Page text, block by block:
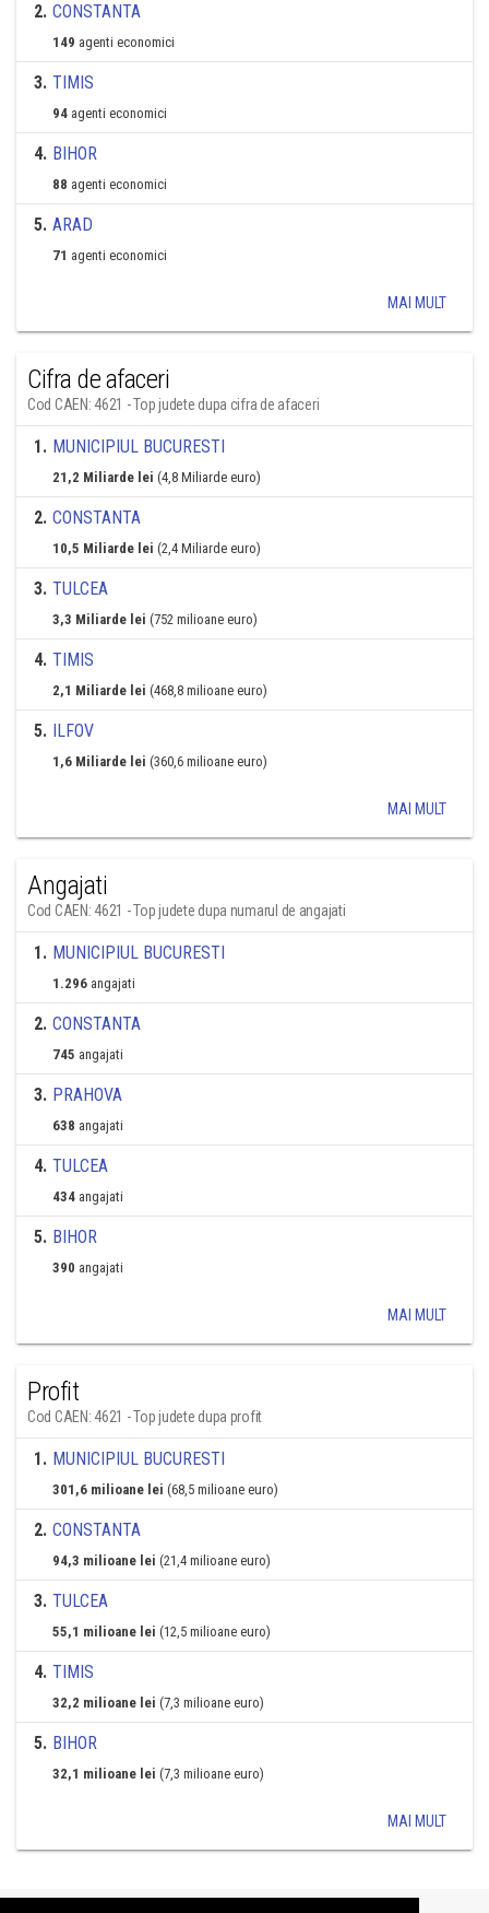
2. CONSTANTA
149 agenti economici
3. TIMIS
94 agenti economici
4. BIHOR
88 agenti economici
5. ARAD
71 agenti economici
MAI MULT
Cifra de afaceri
Cod CAEN: 4621 - Top judete dupa cifra de afaceri
1. MUNICIPIUL BUCURESTI
21,2 Miliarde lei (4,8 Miliarde euro)
2. CONSTANTA
10,5 Miliarde lei (2,4 Miliarde euro)
3. TULCEA
3,3 Miliarde lei (752 milioane euro)
4. TIMIS
2,1 Miliarde lei (468,8 milioane euro)
5. ILFOV
1,6 Miliarde lei (360,6 milioane euro)
MAI MULT
Angajati
Cod CAEN: 4621 - Top judete dupa numarul de angajati
1. MUNICIPIUL BUCURESTI
1.296 angajati
2. CONSTANTA
745 angajati
3. PRAHOVA
638 angajati
4. TULCEA
434 angajati
5. BIHOR
390 angajati
MAI MULT
Profit
Cod CAEN: 4621 - Top judete dupa profit
1. MUNICIPIUL BUCURESTI
301,6 milioane lei (68,5 milioane euro)
2. CONSTANTA
94,3 milioane lei (21,4 milioane euro)
3. TULCEA
55,1 milioane lei (12,5 milioane euro)
4. TIMIS
32,2 milioane lei (7,3 milioane euro)
5. BIHOR
32,1 milioane lei (7,3 milioane euro)
MAI MULT